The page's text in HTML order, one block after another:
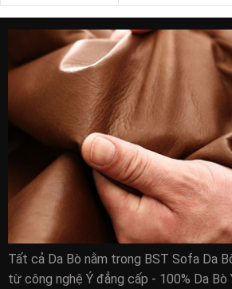
Tất cả Da Bò nằm trong BST Sofa Da
từ công nghệ Ý đẳng cấp - 100% Da Bò